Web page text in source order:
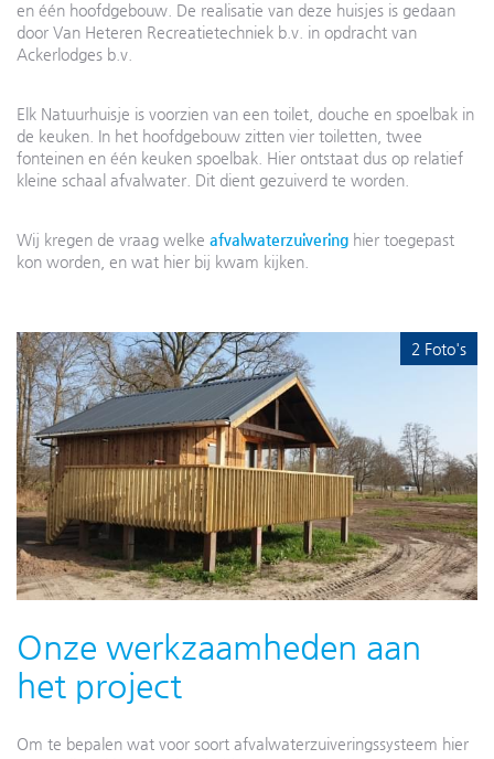
en één hoofdgebouw. De realisatie van deze huisjes is gedaan
door Van Heteren Recreatietechniek b.v. in opdracht van
Ackerlodges b.v.
Elk Natuurhuisje is voorzien van een toilet, douche en spoelbak in
de keuken. In het hoofdgebouw zitten vier toiletten, twee
fonteinen en één keuken spoelbak. Hier ontstaat dus op relatief
kleine schaal afvalwater. Dit dient gezuiverd te worden.
Wij kregen de vraag welke afvalwaterzuivering hier toegepast
kon worden, en wat hier bij kwam kijken.
2 Foto's
Onze werkzaamheden aan
het project
Om te bepalen wat voor soort afvalwaterzuiveringssysteem hier